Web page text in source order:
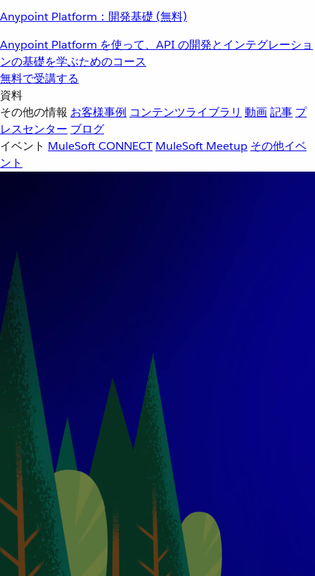
Anypoint Platform：開発基礎 (無料)
Anypoint Platform を使って、API の開発とインテグレーショ
ンの基礎を学ぶためのコース
無料で受講する
資料
その他の情報 お客様事例 コンテンツライブラリ 動画記事 プ
レスセンター ブログ
イベント MuleSoft CONNECT MuleSoft Meetup その他イベ
ント